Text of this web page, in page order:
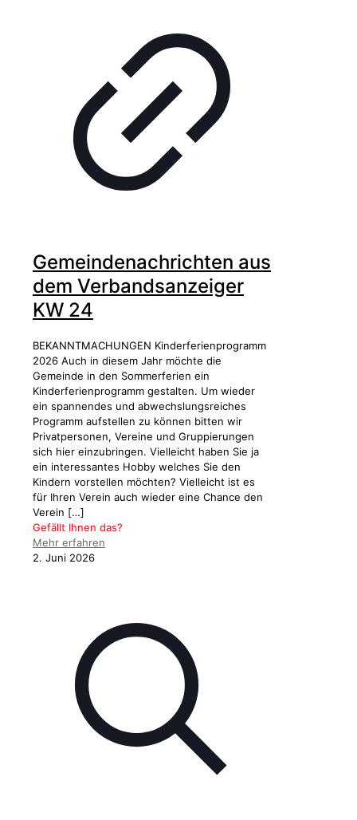
Gemeindenachrichten aus
dem Verbandsanzeiger
KW 24
BEKANNTMACHUNGEN Kinderferienprogramm
2026 Auch in diesem Jahr möchte die
Gemeinde in den Sommerferien ein
Kinderferienprogramm gestalten. Um wieder
ein spannendes und abwechslungsreiches
Programm aufstellen zu können bitten wir
Privatpersonen, Vereine und Gruppierungen
sich hier einzubringen. Vielleicht haben Sie ja
ein interessantes Hobby welches Sie den
Kindern vorstellen möchten? Vielleicht ist es
für Ihren Verein auch wieder eine Chance den
Verein […]
Gefällt Ihnen das?
Mehr erfahren
2. Juni 2026